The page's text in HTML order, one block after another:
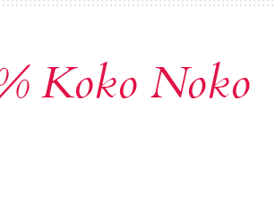
Koko Noko